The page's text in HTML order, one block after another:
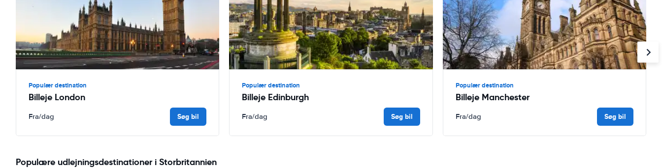
Populær destination
Billeje London
Fra/dag Søg bil
Populær destination
Billeje Edinburgh
Fra/dag Søg bil
Populær destination
Billeje Manchester
Fra/dag Søg bil
Populære udlejningsdestinationer i Storbritannien